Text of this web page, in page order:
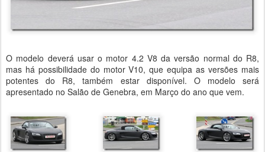
O modelo deverá usar o motor 4.2 V8 da versão normal do R8,
mas há possibilidade do motor V10, que equipa as versões mais
potentes do R8, também estar disponível. O modelo será
apresentado no Salão de Genebra, em Março do ano que vem.